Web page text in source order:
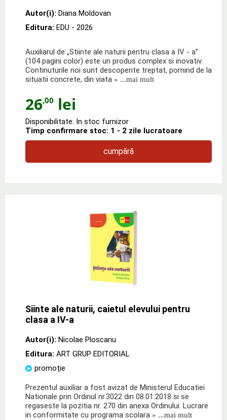
Autor(i): Diana Moldovan
Editura: EDU - 2026
Auxiliarul de „Stiinte ale naturii pentru clasa a IV - a”
(104 pagini color) este un produs complex si inovativ.
Continuturile noi sunt descoperite treptat, pornind de la
situatii concrete, din viata » ...mai mult
26,00 lei
Disponibilitate: In stoc furnizor
Timp confirmare stoc: 1 - 2 zile lucratoare
cumpără
Siinte ale naturii, caietul elevului pentru
clasa a IV-a
Autor(i): Nicolae Ploscariu
Editura: ART GRUP EDITORIAL
promoție
Prezentul auxiliar a fost avizat de Ministerul Educatiei
Nationale prin Ordinul nr.3022 din 08.01.2018 si se
regaseste la pozitia nr. 270 din anexa Ordinului. Lucrare
in conformitate cu programa scolara » ...mai mult